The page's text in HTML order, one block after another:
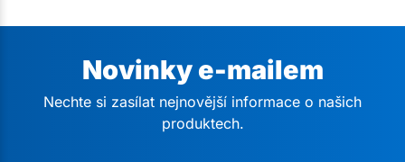
Novinky e-mailem
Nechte si zasílat nejnovější informace o našich
produktech.